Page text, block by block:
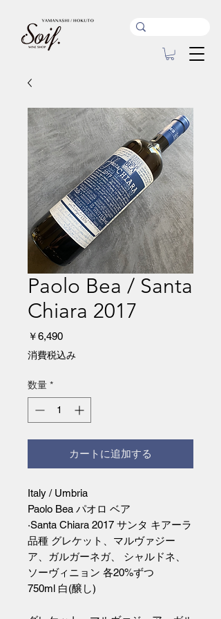
Paolo Bea / Santa
Chiara 2017
￥6,490価
格
消費税込み
数量 *
カートに追加する
Italy / Umbria
Paolo Bea パオロ ベア
·Santa Chiara 2017 サンタ キアーラ
品種 グレケット、マルヴァジー
ア、ガルガーネガ、 シャルドネ、
ソーヴィニョン 各20%ずつ
750ml 白(醸し)